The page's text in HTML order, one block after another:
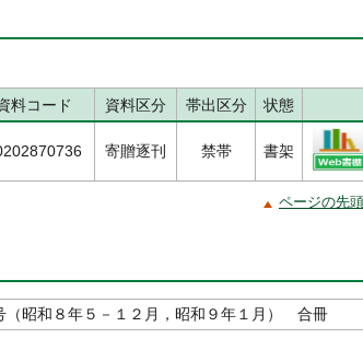
料コード 資料区分 帯出区分 状態
寄贈逐刊 禁帯 書架
ページの先
昭和８年５－１２月，昭和９年１月） 合冊